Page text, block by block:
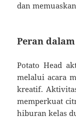
dan
Peran
Potato Head
melalui acara
kreatif.
memperkuat
hiburan kelas